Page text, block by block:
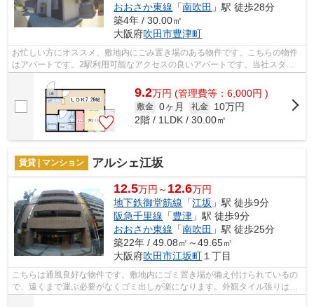
おおさか東線 「南吹田 」駅 徒歩28分
築4年 / 30.00㎡
大阪府吹田市豊津町
お忙しい方にオススメ、敷地内にごみ置き場のある物件です。こちらの物件
はアパートです。2駅利用可能なアクセスの良いアパートです。当社スタッ
フが地域の賃貸情報をご提供いたします...
9.2万円 (管理費等：6,000円 )
敷金 0ヶ月 礼金
10万円
2階 / 1LDK / 30.00㎡
賃貸 | マンション アルシェ江坂
12.5万円～ 12.6万円
地下鉄御堂筋線 「江坂 」駅 徒歩9分
阪急千里線 「豊津 」駅 徒歩9分
おおさか東線 「南吹田 」駅 徒歩25分
築22年 / 49.08㎡～49.65㎡
大阪府吹田市江坂町 １丁目
こちらは通風良好な物件です。敷地内にゴミ置き場が備え付けられているの
で、遠くまで運ぶ必要がなくゴミ出しが楽になります。外観タイル張りは、
ランニングコストがあまりかかりませ...